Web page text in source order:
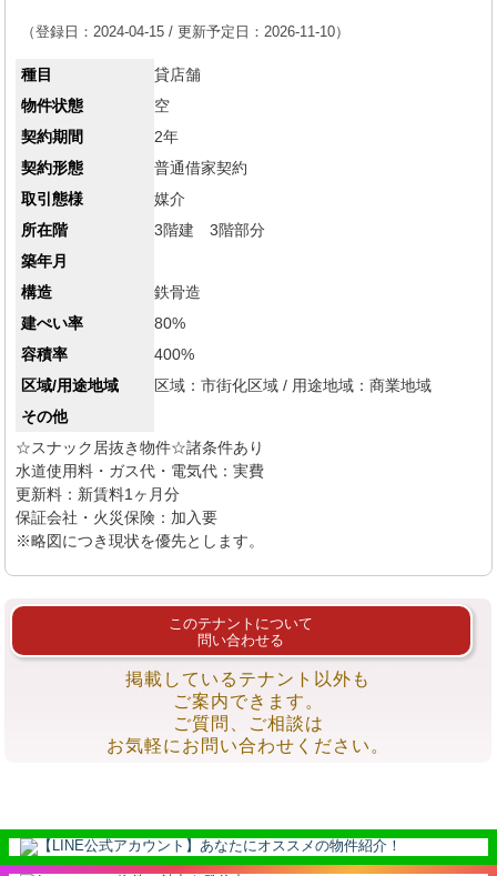
（登録日：2024-04-15 / 更新予定日：2026-11-10）
種目
貸店舗
物件状態
空
契約期間
2年
契約形態
普通借家契約
取引態様
媒介
所在階
3階建 3階部分
築年月
構造
鉄骨造
建ぺい率
80%
容積率
400%
区域/用途地域
区域：市街化区域 / 用途地域：商業地域
その他
☆スナック居抜き物件☆諸条件あり
水道使用料・ガス代・電気代：実費
更新料：新賃料1ヶ月分
保証会社・火災保険：加入要
※略図につき現状を優先とします。
このテナントについて
問い合わせる
掲載しているテナント以外も
ご案内できます。
ご質問、ご相談は
お気軽にお問い合わせください。